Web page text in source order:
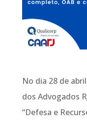
No dia 28 de
dos Advogados
“Defesa e